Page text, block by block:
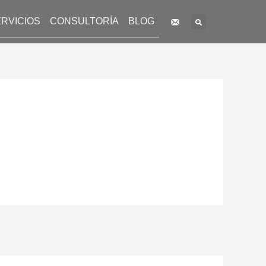
CONSULTORÍA BLOG Search